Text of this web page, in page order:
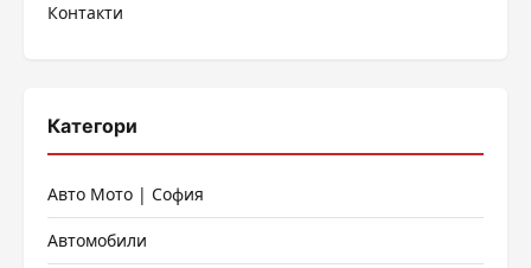
Контакти
Категори
Авто Мото | София
Автомобили